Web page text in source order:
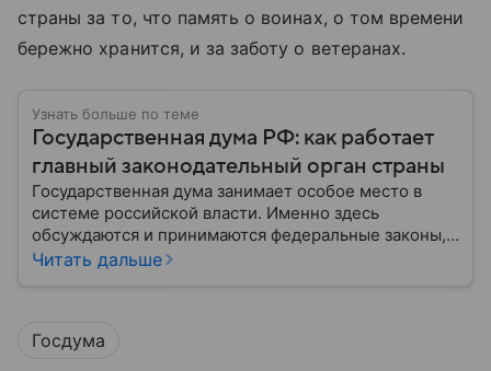
страны за то, что память о воинах, о том времени
бережно хранится, и за заботу о ветеранах.
Узнать больше по теме
Государственная дума РФ: как работает
главный законодательный орган страны
Государственная дума занимает особое место в
системе российской власти. Именно здесь
обсуждаются и принимаются федеральные законы,
определяющие развитие государства, экономики и
Разбираемся, как устроена Госдума, какие
Читать дальше
Госдума